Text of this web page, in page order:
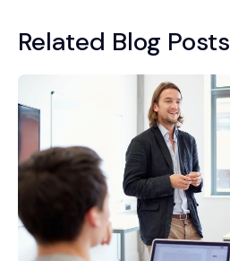
Related Blog Posts